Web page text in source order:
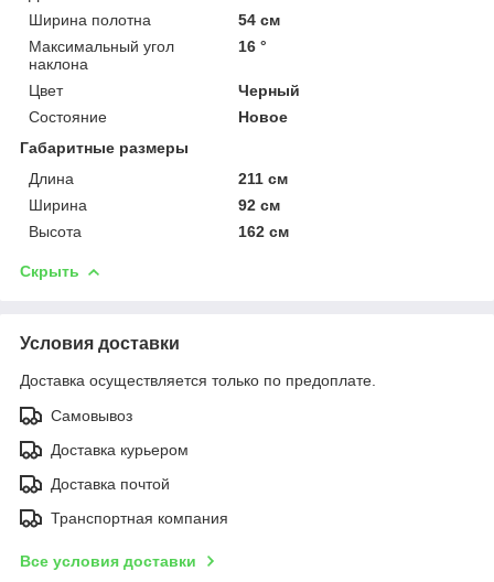
Ширина полотна
54 см
Максимальный угол
наклона
16 °
Цвет
Черный
Состояние
Новое
Габаритные размеры
Длина
211 см
Ширина
92 см
Высота
162 см
Скрыть
Условия доставки
Доставка осуществляется только по предоплате.
Самовывоз
Доставка курьером
Доставка почтой
Транспортная компания
Все условия доставки